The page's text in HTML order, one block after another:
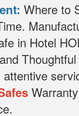
Where to
in Hotel
attentive